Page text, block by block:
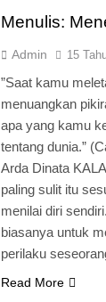
Menulis:
Admin 15
”Saat kamu
menuangkan
apa yang kamu
tentang dunia.”
Arda Dinata
paling sulit itu
menilai diri
biasanya untuk
perilaku
Read More